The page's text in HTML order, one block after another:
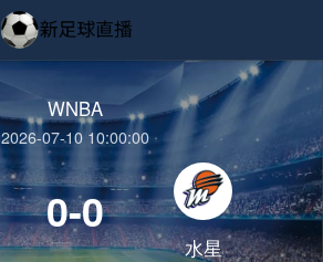
WNBA
2026-07-10 10:00:00
0-0
水星